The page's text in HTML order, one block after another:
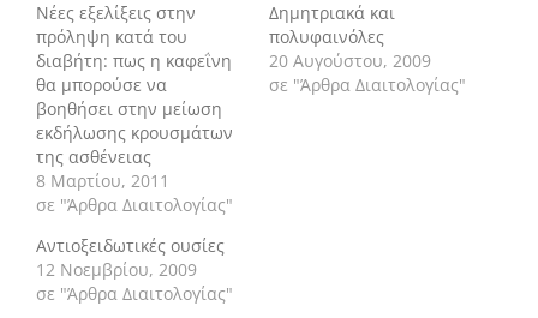
Νέες εξελίξεις στην
πρόληψη κατά του
διαβήτη: πως η καφεΐνη
θα μπορούσε να
βοηθήσει στην μείωση
εκδήλωσης κρουσμάτων
της ασθένειας
8 Μαρτίου, 2011
σε "Άρθρα Διαιτολογίας"
Δημητριακά και
πολυφαινόλες
20 Αυγούστου, 2009
σε "Άρθρα Διαιτολογίας"
Αντιοξειδωτικές ουσίες
12 Νοεμβρίου, 2009
σε "Άρθρα Διαιτολογίας"